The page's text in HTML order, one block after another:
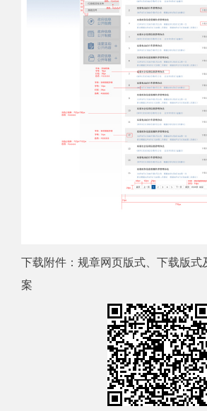
下载附件： 规章网页版式、下载版式
案